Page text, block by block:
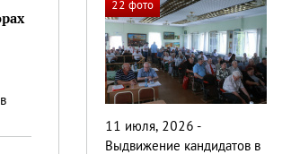
22 фото
11 июля, 2026 -
Выдвижение кандидатов в